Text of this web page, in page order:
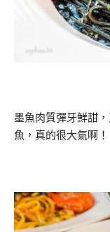
墨魚肉質彈牙鮮甜
魚，真的很大氣啊！